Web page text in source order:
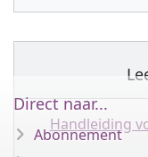
Handleiding
Direct naar...
Abonnement